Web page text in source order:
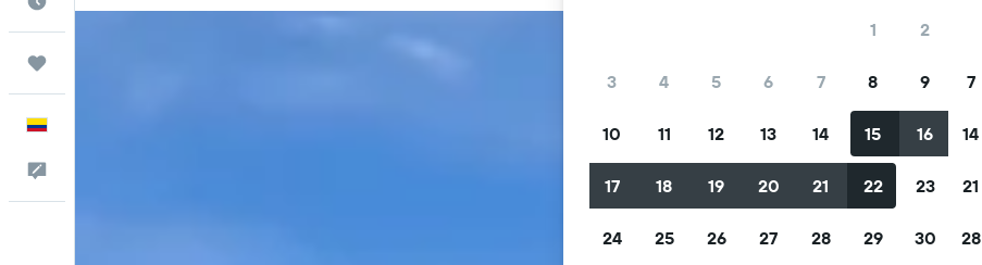
1 2
3 4 5 6 7 8 9
10 11 12 13 14 15 16
17 18 19 20 21 22 23
24 25 26 27 28 29 30
7
14
21
28